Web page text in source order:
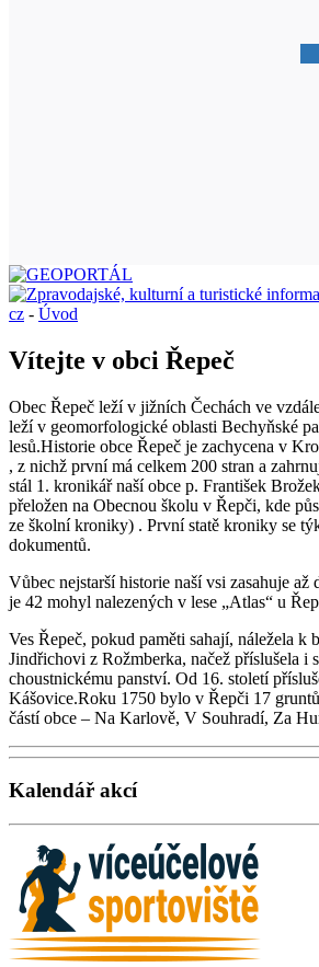
cz - Úvod
Vítejte v obci Řepeč
Obec Řepeč leží v jižních Čechách ve
leží v geomorfologické oblasti Bechyňské
lesů.Historie obce Řepeč je zachycena v
, z nichž první má celkem 200 stran a
stál 1. kronikář naší obce p. František
přeložen na Obecnou školu v Řepči, kde
ze školní kroniky) . První statě kroniky se
dokumentů.
Vůbec nejstarší historie naší vsi zasahuje
je 42 mohyl nalezených v lese „Atlas“ u
Ves Řepeč, pokud paměti sahají, náležela
Jindřichovi z Rožmberka, načež příslušela i
choustnickému panství. Od 16. století
Kášovice.Roku 1750 bylo v Řepči 17
částí obce – Na Karlově, V Souhradí, Za
Kalendář akcí